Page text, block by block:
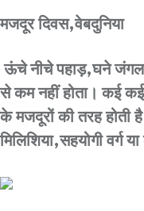
मजदूर दिवस,वेबदुनिया
ऊंचे नीचे पहाड़,घने
से कम नहीं होता। कई कई
के मजदूरों की तरह होती
मिलिशिया,सहयोगी वर्ग